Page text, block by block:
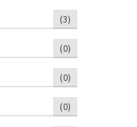
(3)
(0)
(0)
(0)